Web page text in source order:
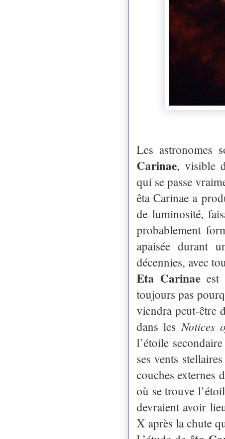
Les astronomes
Carinae, visible
qui se passe
êta Carinae a
de luminosité,
probablement
apaisée durant
décennies, avec
Eta Carinae est
toujours pas
viendra peut-être
dans lesNotices
l’étoile
ses vents
couches externes
où se trouve
devraient avoir
X après la chute